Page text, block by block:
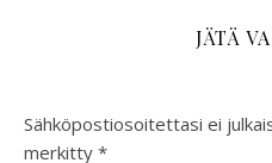
JÄTÄ
Sähköpostiosoitettasi ei
merkitty *